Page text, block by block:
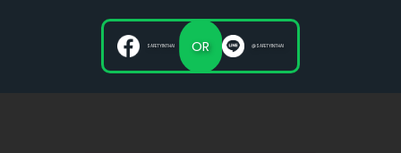
SAFETYINTHAI OR @SAFETYINTHAI